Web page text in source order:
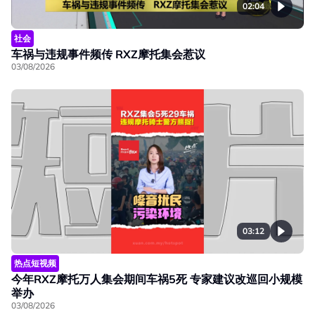
02:04
社会
车祸与违规事件频传 RXZ摩托集会惹议
03/08/2026
03:12
热点短视频
今年RXZ摩托万人集会期间车祸5死 专家建议改巡回小规模
举办
03/08/2026